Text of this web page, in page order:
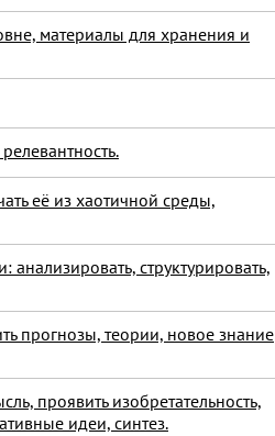
материалы для хранения и
её из хаотичной среды,
структурировать,
прогнозы, теории, новое знание
проявить изобретательность,
идеи, синтез.